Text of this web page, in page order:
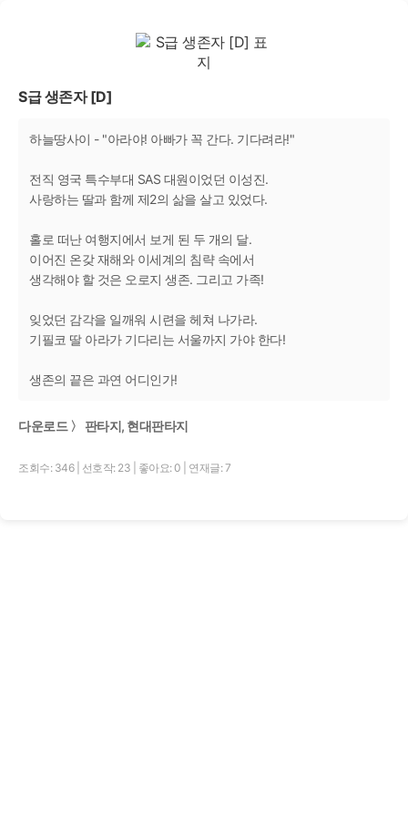
S급 생존자 [D]
하늘땅사이 - "아라야! 아빠가 꼭 간다. 기다려라!"
전직 영국 특수부대 SAS 대원이었던 이성진.
사랑하는 딸과 함께 제2의 삶을 살고 있었다.
홀로 떠난 여행지에서 보게 된 두 개의 달.
이어진 온갖 재해와 이세계의 침략 속에서
생각해야 할 것은 오로지 생존. 그리고 가족!
잊었던 감각을 일깨워 시련을 헤쳐 나가라.
기필코 딸 아라가 기다리는 서울까지 가야 한다!
생존의 끝은 과연 어디인가!
다운로드 〉 판타지, 현대판타지
조회수: 346 선호작: 23 좋아요: 0 연재글: 7